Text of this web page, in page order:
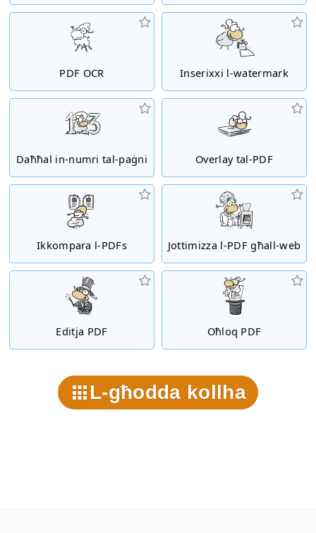
PDF OCR Inserixxi l-watermark
Daħħal in-numri tal-paġni Overlay tal-PDF
Ikkompara l-PDFs Jottimizza l-PDF għall-web
Editja PDF Oħloq PDF
L-għodda kollha